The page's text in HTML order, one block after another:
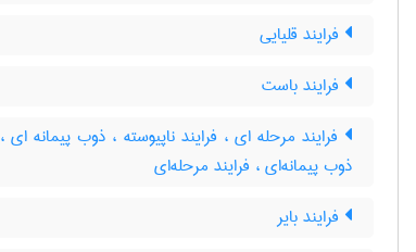
فرایند قلیایی
فرایند باست
فرایند مرحله ای ، فرایند ناپیوسته ، ذوب پیمانه ای ،
ذوب پیمانه‌ای ، فرایند مرحله‌ای
فرایند بایر